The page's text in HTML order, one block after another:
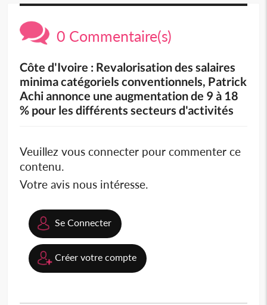
0 Commentaire(s)
Côte d'Ivoire : Revalorisation des salaires
minima catégoriels conventionnels, Patrick
Achi annonce une augmentation de 9 à 18
% pour les différents secteurs d'activités
Veuillez vous connecter pour commenter ce
contenu.
Votre avis nous intéresse.
Se Connecter
Créer votre compte